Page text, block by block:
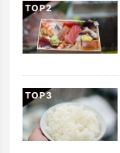
TOP
TOP